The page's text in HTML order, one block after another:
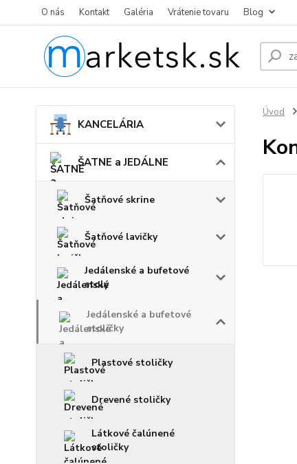
O nás Kontakt Galéria Vrátenie tovaru Blog
KANCELÁRIA
ŠATNE a JEDÁLNE
Šatňové skrine
Šatňové lavičky
Jedálenské a bufetové
stoly
Jedálenské a bufetové
stoličky
Plastové stoličky
Drevené stoličky
Látkové čalúnené
stoličky
Úvod